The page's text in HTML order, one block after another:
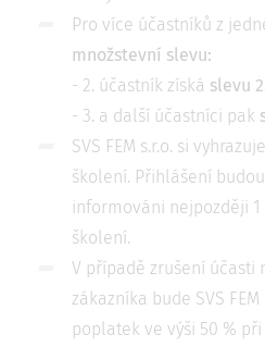
Pro více účastníků z
množstevní slevu:
- 2. účastník získá slevu
- 3. a další účastníci pak
SVS FEM s.r.o. si
školení. Přihlášení
informováni nejpozději
školení.
V případě zrušení účasti
zákazníka bude SVS
poplatek ve výši 50 %